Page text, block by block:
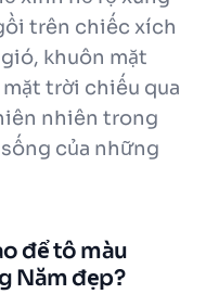
trên chiếc xích
khuôn mặt
trời chiếu qua
nhiên trong
của những
để tô màu
Năm đẹp?